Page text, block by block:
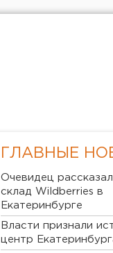
ГЛАВНЫЕ
Очевидец
склад Wildberries в
Екатеринбурге
Власти признали
центр